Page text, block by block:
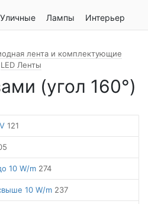
Уличные Лампы Интерьер
лента и комплектующие
LED Ленты
(угол 160°)
121
10 W/m 274
10 W/m 237